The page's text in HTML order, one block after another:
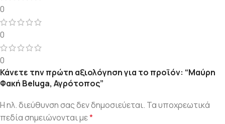
0
0
0
Κάνετε την πρώτη αξιολόγηση για το προϊόν: “Μαύρη
Φακή Beluga, Αγρότοπος”
Η ηλ. διεύθυνση σας δεν δημοσιεύεται. Τα υποχρεωτικά
πεδία σημειώνονται με*